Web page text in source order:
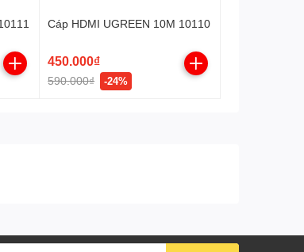
Cáp HDMI UGREEN 10M 10110
450.000₫
590.000₫ -24%